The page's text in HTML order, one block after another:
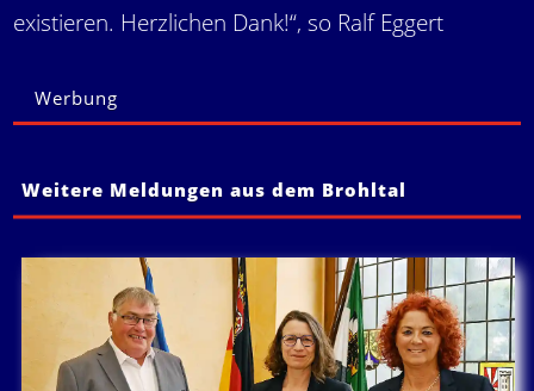
existieren. Herzlichen Dank!“, so Ralf Eggert
Werbung
Weitere Meldungen aus dem Brohltal